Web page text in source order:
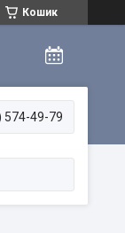
Кошик
574-49-79